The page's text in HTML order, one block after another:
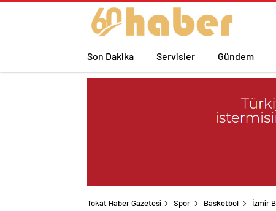
Son Dakika Servisler Gündem
Tokat Haber Gazetesi Spor Basketbol İzmir